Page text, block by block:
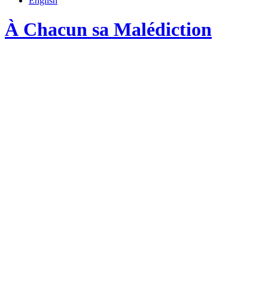
À Chacun sa Malédiction